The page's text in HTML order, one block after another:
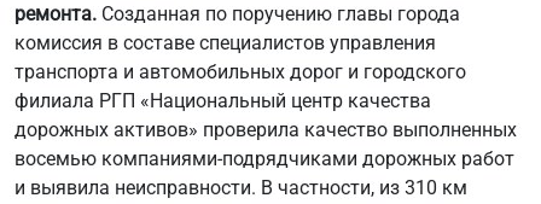
ремонта. Созданная по поручению главы города
комиссия в составе специалистов управления
транспорта и автомобильных дорог и городского
филиала РГП «Национальный центр качества
дорожных активов» проверила качество выполненных
восемью компаниями-подрядчиками дорожных работ
и выявила неисправности. В частности, из 310 км